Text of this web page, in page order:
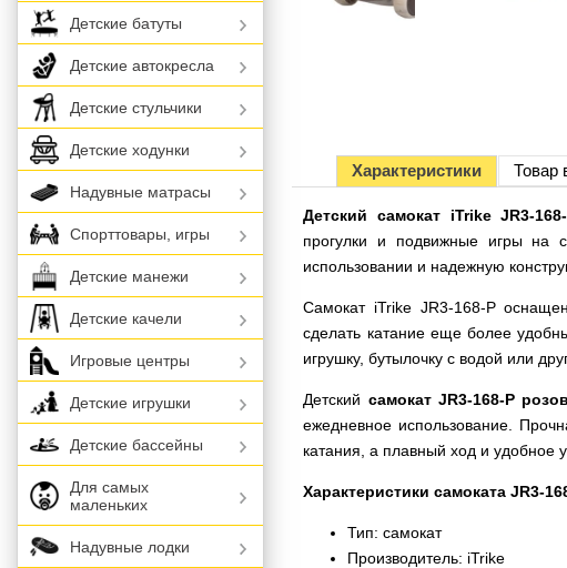
Характеристики Товар
Детский самокат iTrike JR3-
прогулки и подвижные игры на
использовании и надежную
Самокат iTrike JR3-168-P
сделать катание еще более
игрушку, бутылочку с водой или
Детский самокат JR3-168-P
ежедневное использование.
катания, а плавный ход и удобное
Характеристики самоката JR3-
Тип: самокат
Производитель: iTrike
Детские батуты
Детские автокресла
Детские стульчики
Детские ходунки
Надувные матрасы
Спорттовары, игры
Детские манежи
Детские качели
Игровые центры
Детские игрушки
Детские бассейны
Для самых
маленьких
Надувные лодки